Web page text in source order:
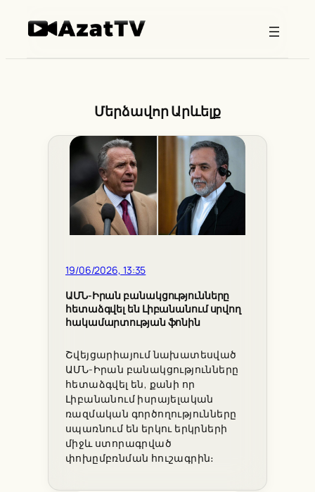
Մերձավոր Արևելք
19/06/2026, 13:35
ԱՄՆ-Իրան բանակցությունները
հետաձգվել են Լիբանանում սրվող
հակամարտության ֆոնին
Շվեյցարիայում նախատեսված
ԱՄՆ-Իրան բանակցությունները
հետաձգվել են, քանի որ
Լիբանանում իսրայելական
ռազմական գործողությունները
սպառնում են երկու երկրների
միջև ստորագրված
փոխըմբռնման հուշագրին։